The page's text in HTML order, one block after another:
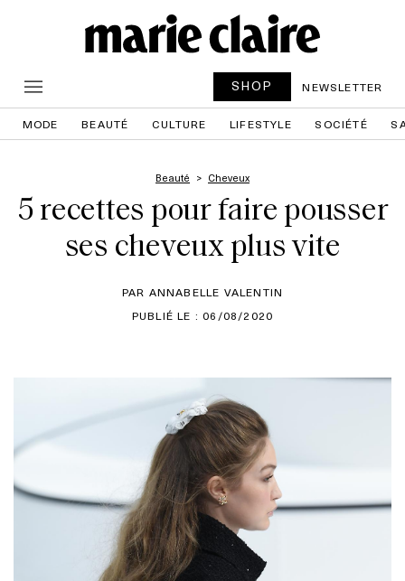
SHOP NEWSLETTER
MODE BEAUTÉ CULTURE LIFESTYLE SOCIÉTÉ
Beauté Cheveux
5 recettes pour faire pousser
ses cheveux plus vite
PAR ANNABELLE VALENTIN
PUBLIÉ LE : 06/08/2020